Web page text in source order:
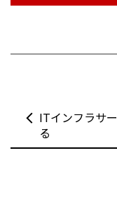
ITインフラサ
る